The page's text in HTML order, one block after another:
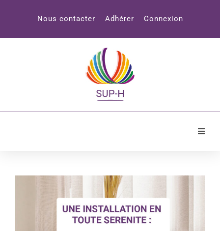
Nous contacter Adhérer Connexion
Professionnels